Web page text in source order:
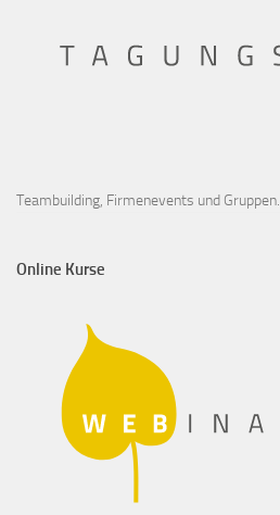
Teambuilding, Firmenevents und Gruppen.
Online Kurse